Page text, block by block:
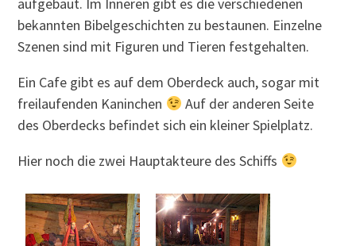
bekannten Bibelgeschichten zu bestaunen. Einzelne
Szenen sind mit Figuren und Tieren festgehalten.
Ein Cafe gibt es auf dem Oberdeck auch, sogar mit
freilaufenden Kaninchen
Auf der anderen Seite
des Oberdecks befindet sich ein kleiner Spielplatz.
Hier noch die zwei Hauptakteure des Schiffs